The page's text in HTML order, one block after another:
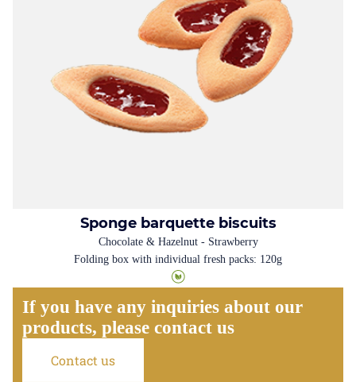
Sponge barquette biscuits
Chocolate & Hazelnut - Strawberry
Folding box with individual fresh packs: 120g
If you have any inquiries about our
products, please contact us
Contact us